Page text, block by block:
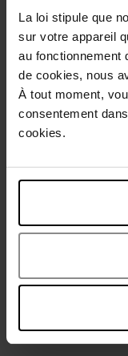
La loi stipule que
sur votre appareil
au fonctionnement
de cookies, nous
À tout moment,
consentement
cookies.
Review Beleid